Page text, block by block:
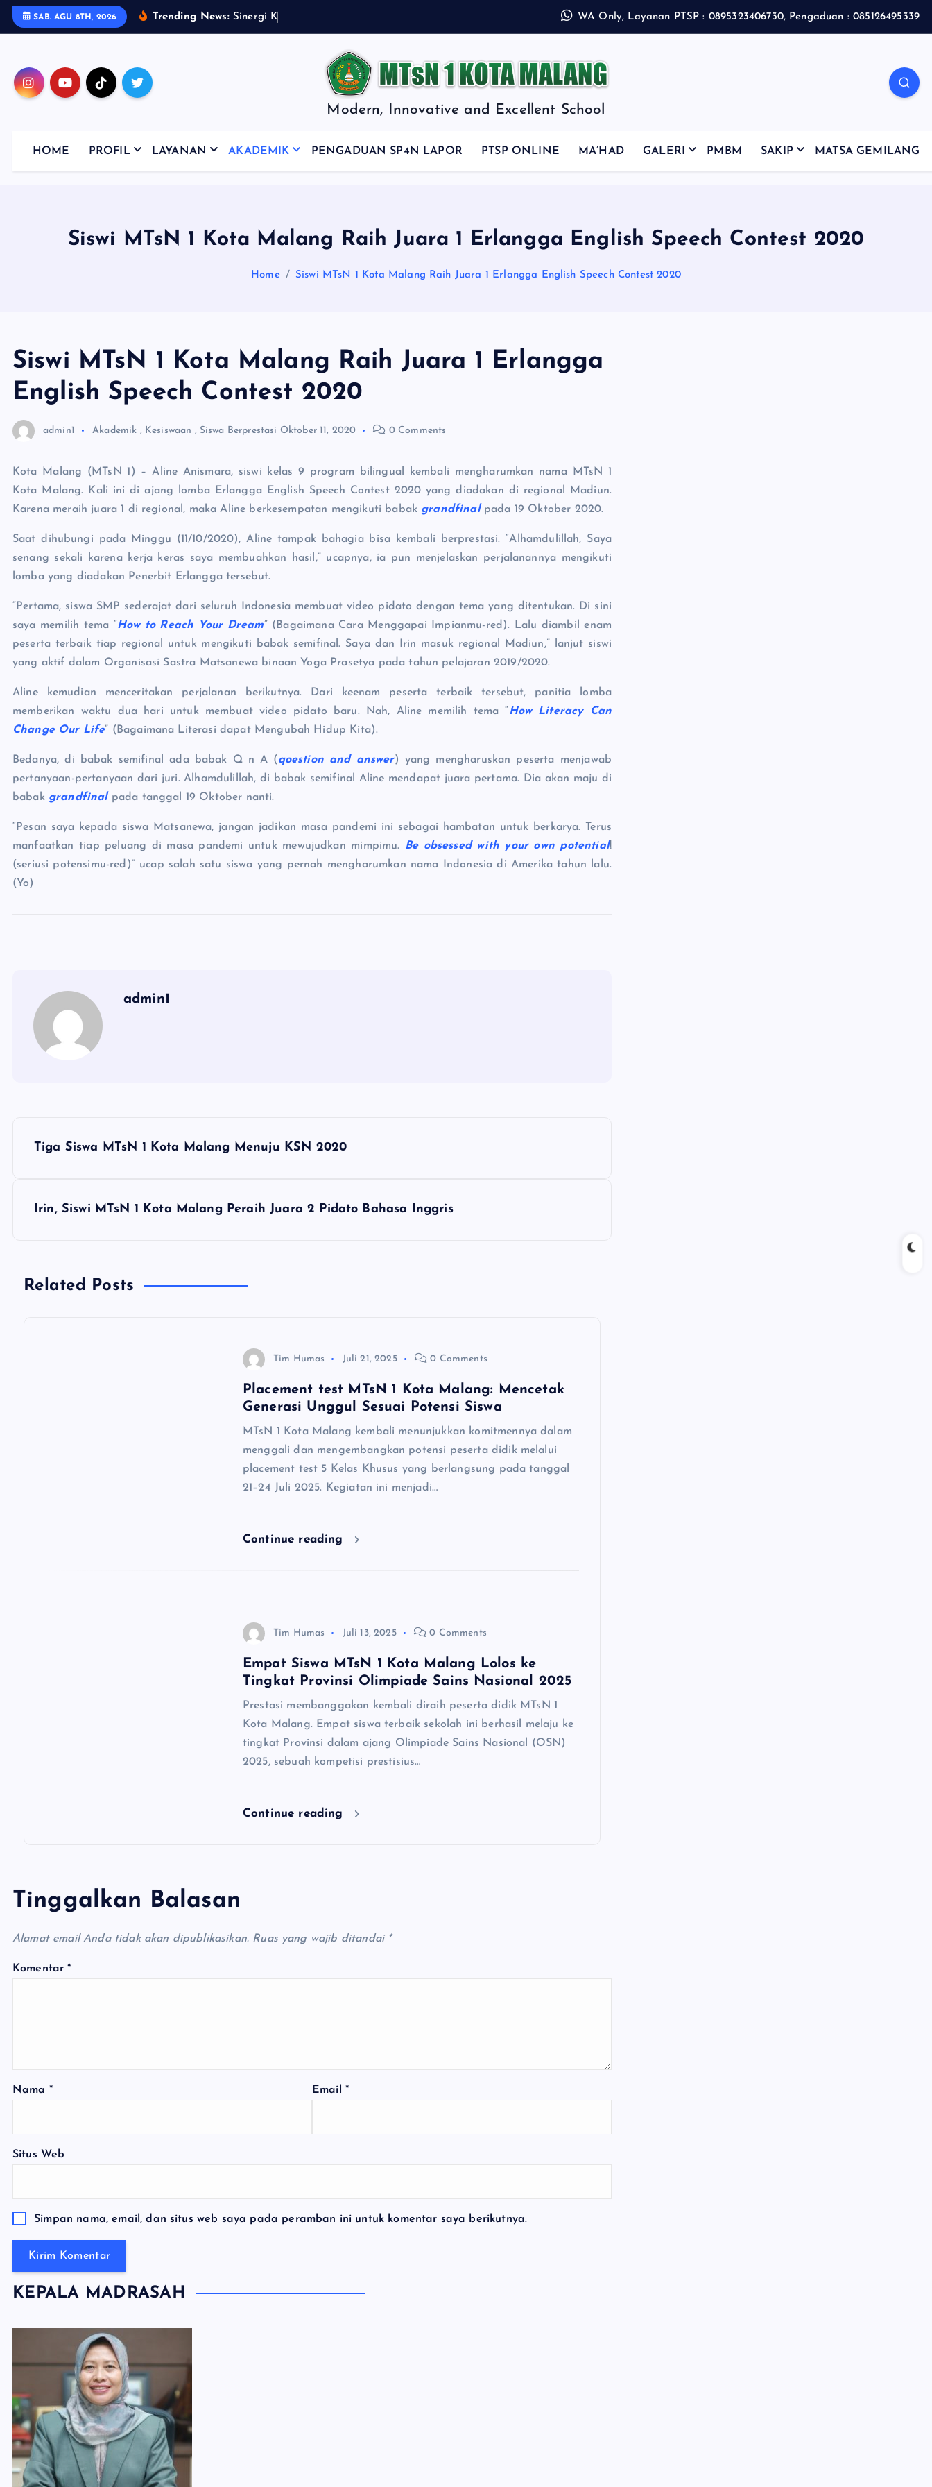
SAB. AGU 8TH, 2026 Trending News: Sinergi K WA Only, Layanan PTSP : 0895323406730, Pengaduan : 085126495339
Modern, Innovative and Excellent School
HOME PROFIL LAYANAN AKADEMIK PENGADUAN SP4N LAPOR PTSP ONLINE MA’HAD GALERI PMBM SAKIP MATSA GEMILANG
Siswi MTsN 1 Kota Malang Raih Juara 1 Erlangga English Speech Contest 2020
Home Siswi MTsN 1 Kota Malang Raih Juara 1 Erlangga English Speech Contest 2020
Siswi MTsN 1 Kota Malang Raih Juara 1 Erlangga
English Speech Contest 2020
admin1 Akademik , Kesiswaan , Siswa Berprestasi Oktober 11, 2020 0 Comments
Kota Malang (MTsN 1) – Aline Anismara, siswi kelas 9 program bilingual kembali mengharumkan nama MTsN 1
Kota Malang. Kali ini di ajang lomba Erlangga English Speech Contest 2020 yang diadakan di regional Madiun.
Karena meraih juara 1 di regional, maka Aline berkesempatan mengikuti babak grandfinalpada 19 Oktober 2020.
Saat dihubungi pada Minggu (11/10/2020), Aline tampak bahagia bisa kembali berprestasi. “Alhamdulillah, Saya
senang sekali karena kerja keras saya membuahkan hasil,” ucapnya, ia pun menjelaskan perjalanannya mengikuti
lomba yang diadakan Penerbit Erlangga tersebut.
“Pertama, siswa SMP sederajat dari seluruh Indonesia membuat video pidato dengan tema yang ditentukan. Di sini
saya memilih tema “How to Reach Your Dream” (Bagaimana Cara Menggapai Impianmu-red). Lalu diambil enam
peserta terbaik tiap regional untuk mengikuti babak semifinal. Saya dan Irin masuk regional Madiun,” lanjut siswi
yang aktif dalam Organisasi Sastra Matsanewa binaan Yoga Prasetya pada tahun pelajaran 2019/2020.
Aline kemudian menceritakan perjalanan berikutnya. Dari keenam peserta terbaik tersebut, panitia lomba
memberikan waktu dua hari untuk membuat video pidato baru. Nah, Aline memilih tema “How Literacy Can
Change Our Life” (Bagaimana Literasi dapat Mengubah Hidup Kita).
Bedanya, di babak semifinal ada babak Q n A (qoestion and answer) yang mengharuskan peserta menjawab
pertanyaan-pertanyaan dari juri. Alhamdulillah, di babak semifinal Aline mendapat juara pertama. Dia akan maju di
babak grandfinalpada tanggal 19 Oktober nanti.
“Pesan saya kepada siswa Matsanewa, jangan jadikan masa pandemi ini sebagai hambatan untuk berkarya. Terus
manfaatkan tiap peluang di masa pandemi untuk mewujudkan mimpimu. Be obsessed with your own potential!
(seriusi potensimu-red)” ucap salah satu siswa yang pernah mengharumkan nama Indonesia di Amerika tahun lalu.
(Yo)
admin1
N
g
Tiga Siswa MTsN 1 Kota Malang Menuju KSN 2020
Irin, Siswi MTsN 1 Kota Malang Peraih Juara 2 Pidato Bahasa Inggris
Related Posts
Tim Humas Juli 21, 2025 0 Comments
Placement test MTsN 1 Kota Malang: Mencetak
Generasi Unggul Sesuai Potensi Siswa
MTsN 1 Kota Malang kembali menunjukkan komitmennya dalam
menggali dan mengembangkan potensi peserta didik melalui
placement test 5 Kelas Khusus yang berlangsung pada tanggal
21–24 Juli 2025. Kegiatan ini menjadi…
Continue reading
Tim Humas Juli 13, 2025 0 Comments
Empat Siswa MTsN 1 Kota Malang Lolos ke
Tingkat Provinsi Olimpiade Sains Nasional 2025
Prestasi membanggakan kembali diraih peserta didik MTsN 1
Kota Malang. Empat siswa terbaik sekolah ini berhasil melaju ke
tingkat Provinsi dalam ajang Olimpiade Sains Nasional (OSN)
2025, sebuah kompetisi prestisius…
Continue reading
Tinggalkan Balasan
Alamat email Anda tidak akan dipublikasikan. Ruas yang wajib ditandai *
Komentar*
Nama * Email *
Situs Web
Simpan nama, email, dan situs web saya pada peramban ini untuk komentar saya berikutnya.
KEPALA MADRASAH